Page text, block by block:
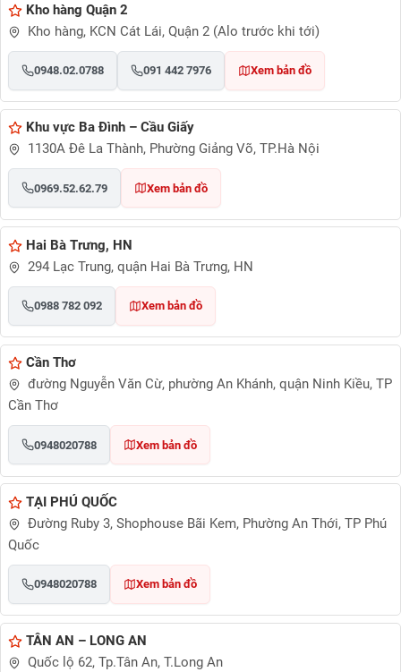
Kho hàng Quận 2
Kho hàng, KCN Cát Lái, Quận 2 (Alo trước khi tới)
0948.02.0788 091 442 7976 Xem bản đồ
Khu vực Ba Đình – Cầu Giấy
1130A Đê La Thành, Phường Giảng Võ, TP.Hà Nội
0969.52.62.79 Xem bản đồ
Hai Bà Trưng, HN
294 Lạc Trung, quận Hai Bà Trưng, HN
0988 782 092 Xem bản đồ
Cần Thơ
đường Nguyễn Văn Cừ, phường An Khánh, quận Ninh Kiều, TP
Cần Thơ
0948020788 Xem bản đồ
TẠI PHÚ QUỐC
Đường Ruby 3, Shophouse Bãi Kem, Phường An Thới, TP Phú
Quốc
0948020788 Xem bản đồ
TÂN AN – LONG AN
Quốc lộ 62, Tp.Tân An, T.Long An